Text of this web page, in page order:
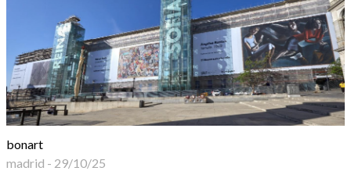
bonart
madrid - 29/10/25